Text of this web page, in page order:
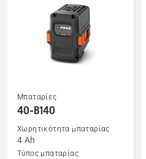
Δείτε
περισσότερες
λεπτομέρειες
για
το
Μπαταρίες
40-B140
Χωρητικότητα μπαταρίας
4 Ah
Τύπος μπαταρίας